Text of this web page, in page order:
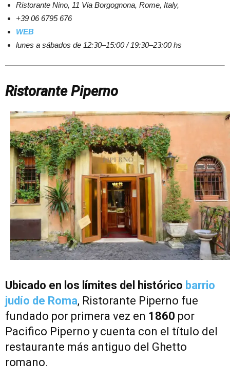
Ristorante Nino, 11 Via Borgognona, Rome, Italy,
+39 06 6795 676
WEB
lunes a sábados de 12:30–15:00 / 19:30–23:00 hs
Ristorante Piperno
Ubicado en los límites del histórico barrio
judío de Roma, Ristorante Piperno fue
fundado por primera vez en 1860 por
Pacifico Piperno y cuenta con el título del
restaurante más antiguo del Ghetto
romano.